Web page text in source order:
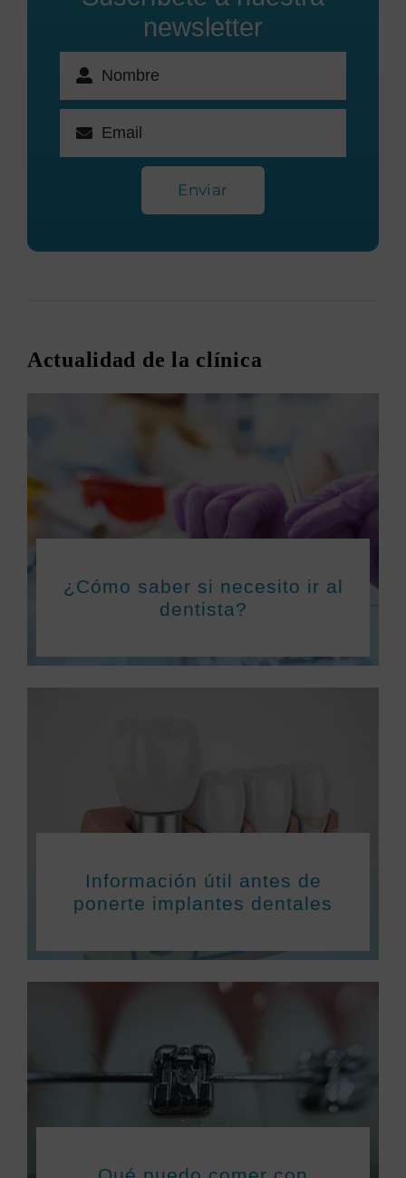
newsletter
Enviar
Actualidad de la clínica
¿Cómo saber si necesito ir al
dentista?
Información útil antes de
ponerte implantes dentales